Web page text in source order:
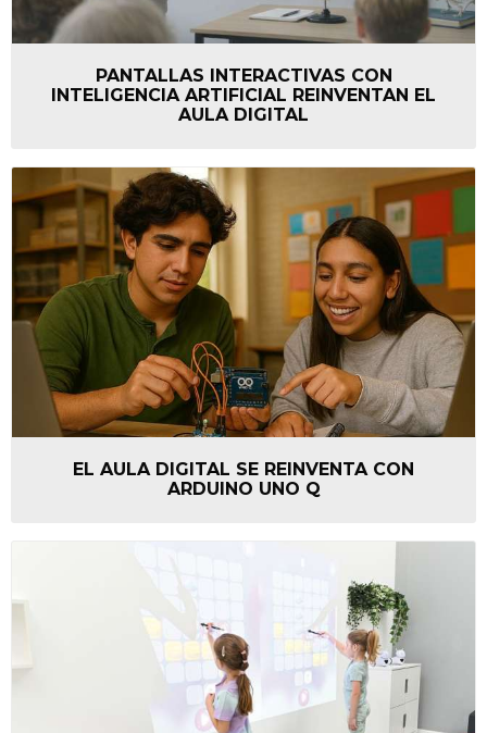
PANTALLAS INTERACTIVAS CON
INTELIGENCIA ARTIFICIAL REINVENTAN EL
AULA DIGITAL
EL AULA DIGITAL SE REINVENTA CON
ARDUINO UNO Q